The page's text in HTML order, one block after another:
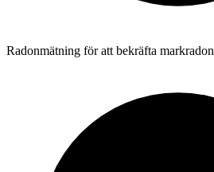
Radonmätning för att bekräfta markradon